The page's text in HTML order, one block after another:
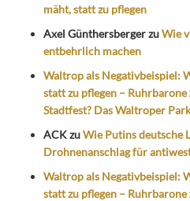
mäht, statt zu pflegen
Axel GünthersbergerzuWie
entbehrlich machen
Waltrop als Negativbeispiel:
statt zu pflegen – Ruhrbarone
Stadtfest? Das Waltroper
ACKzuWie Putins deutsche
Drohnenanschlag für
Waltrop als Negativbeispiel:
statt zu pflegen – Ruhrbarone